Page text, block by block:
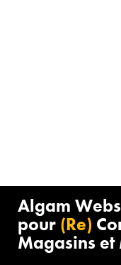
Algam
pour (Re)
Magasins et